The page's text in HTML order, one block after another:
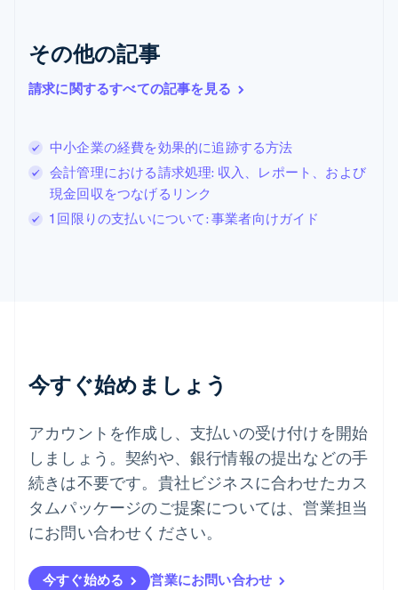
その他の記事
請求に関するすべての記事を見る
中小企業の経費を効果的に追跡する方法
会計管理における請求処理: 収入、レポート、および
現金回収をつなげるリンク
1 回限りの支払いについて: 事業者向けガイド
今すぐ始めましょう
アカウントを作成し、支払いの受け付けを開始
しましょう。契約や、銀行情報の提出などの手
続きは不要です。貴社ビジネスに合わせたカス
タムパッケージのご提案については、営業担当
にお問い合わせください。
今すぐ始める 営業にお問い合わせ
English
シンガポール
スイス
SvenskaEnglish
スペイン
Español English
スロバキア
English
ドイツ
ニュージーランド
English
ノルウェー
English
ハンガリー
English
フィンランド
ブラジル
PortuguêsEnglish